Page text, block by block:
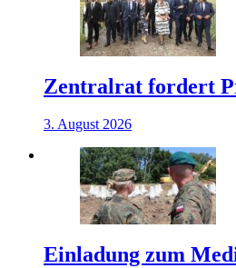
Zentralrat fordert
3. August 2026
Einladung zum